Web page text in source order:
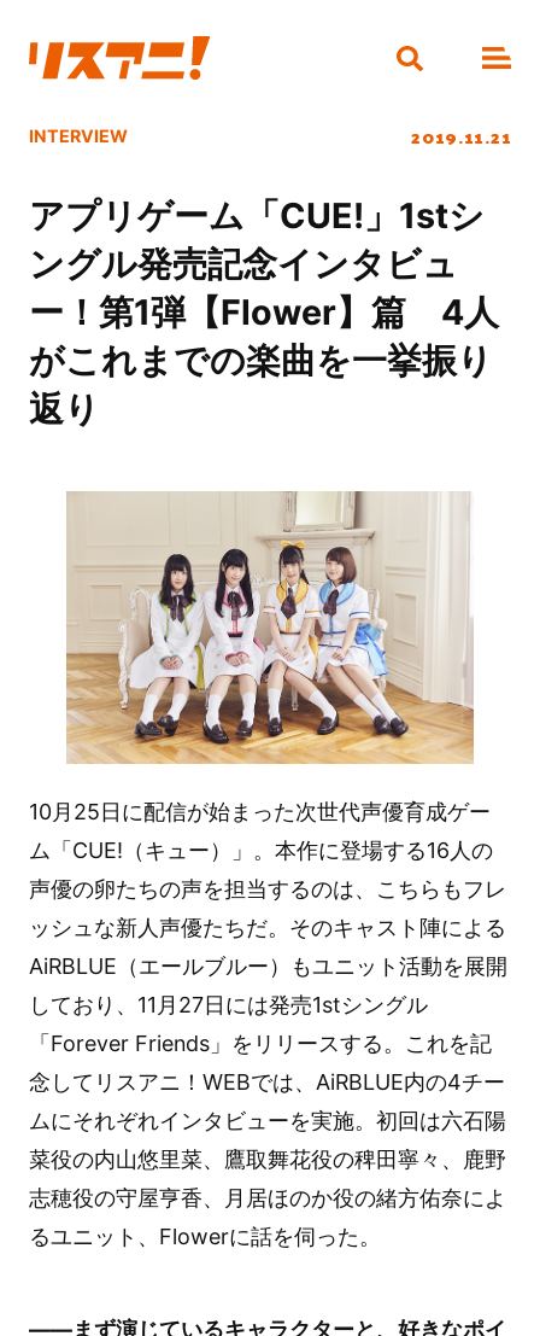
INTERVIEW 2019.11.21
アプリゲーム「CUE!」1stシ
ングル発売記念インタビュ
ー！第1弾【Flower】篇 4人
がこれまでの楽曲を一挙振り
返り
10月25日に配信が始まった次世代声優育成ゲー
ム「CUE!（キュー）」。本作に登場する16人の
声優の卵たちの声を担当するのは、こちらもフレ
ッシュな新人声優たちだ。そのキャスト陣による
AiRBLUE（エールブルー）もユニット活動を展開
しており、11月27日には発売1stシングル
「Forever Friends」をリリースする。これを記
念してリスアニ！WEBでは、AiRBLUE内の4チー
ムにそれぞれインタビューを実施。初回は六石陽
菜役の内山悠里菜、鷹取舞花役の稗田寧々、鹿野
志穂役の守屋亨香、月居ほのか役の緒方佑奈によ
るユニット、Flowerに話を伺った。
――まず演じているキャラクターと、好きなポイ